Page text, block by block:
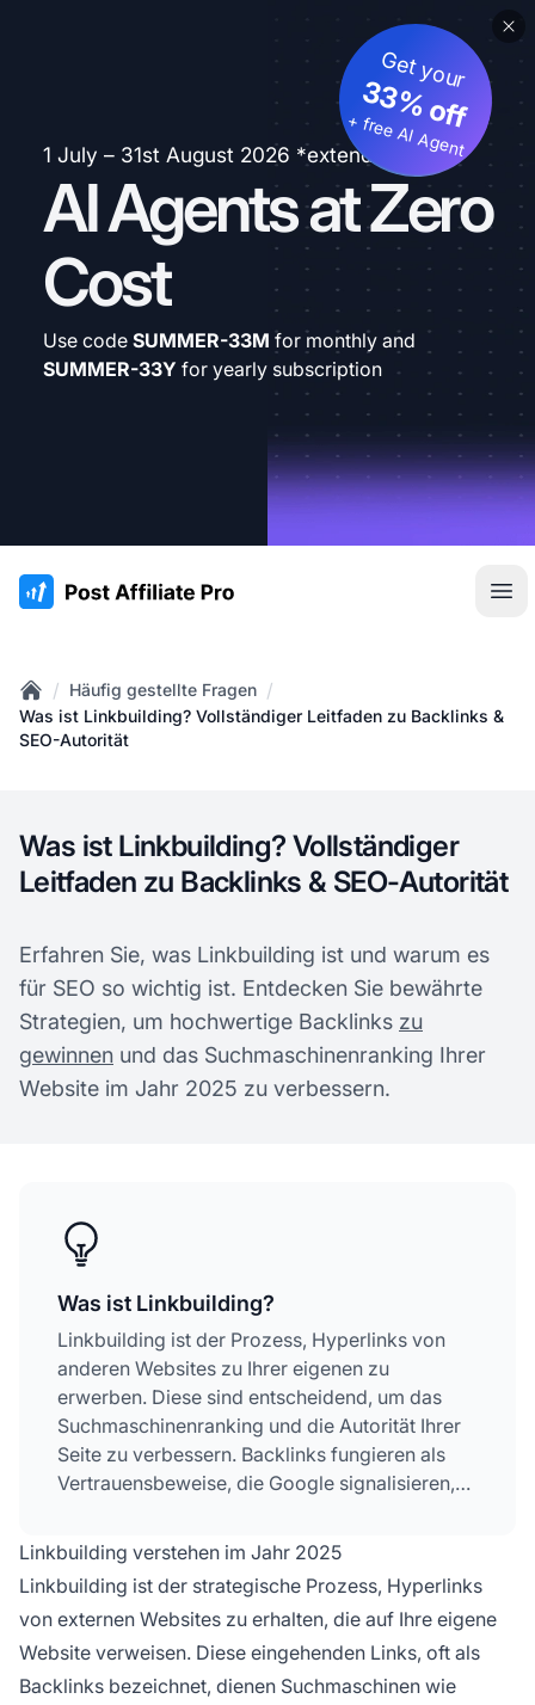
1 July – 31st August 2026 *extended
AI Agents at Zero
Cost
Get your
33% off
+ free AI Agent
Use code SUMMER-33M for monthly and
SUMMER-33Y for yearly subscription
:site.title
Home
/ Häufig gestellte Fragen /
Was ist Linkbuilding? Vollständiger Leitfaden zu Backlinks &
SEO-Autorität
Was ist Linkbuilding? Vollständiger
Leitfaden zu Backlinks & SEO-Autorität
Erfahren Sie, was Linkbuilding ist und warum es
für SEO so wichtig ist. Entdecken Sie bewährte
Strategien, um hochwertige Backlinks zu
gewinnen und das Suchmaschinenranking Ihrer
Website im Jahr 2025 zu verbessern.
Was ist Linkbuilding?
Linkbuilding ist der Prozess, Hyperlinks von
anderen Websites zu Ihrer eigenen zu
erwerben. Diese sind entscheidend, um das
Suchmaschinenranking und die Autorität Ihrer
Seite zu verbessern. Backlinks fungieren als
Vertrauensbeweise, die Google signalisieren,
sind.
Linkbuilding verstehen im Jahr 2025
Linkbuilding ist der strategische Prozess, Hyperlinks
von externen Websites zu erhalten, die auf Ihre eigene
Website verweisen. Diese eingehenden Links, oft als
Backlinks bezeichnet, dienen Suchmaschinen wie